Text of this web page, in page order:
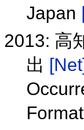
Japan
2013: 高
出 [Net]